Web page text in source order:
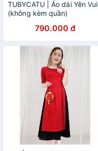
TUBYCATU | Áo dài Yên Vui
(không kèm quần)
790.000 đ